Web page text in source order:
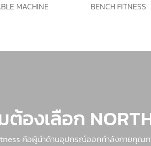
MACHINE BENCH FITNESS
ต้องเลือก
คือผู้นำด้านอุปกรณ์ออกกำลังกายคุณภ